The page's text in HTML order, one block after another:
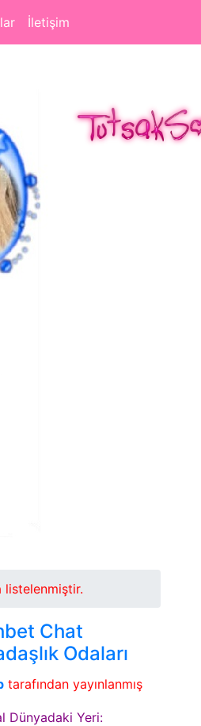
İletişim
listelenmiştir.
Chat
Odaları
tarafından yayınlanmış
Dünyadaki Yeri: